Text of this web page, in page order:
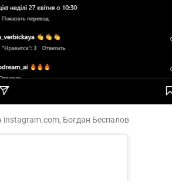
Богдан Беспалов